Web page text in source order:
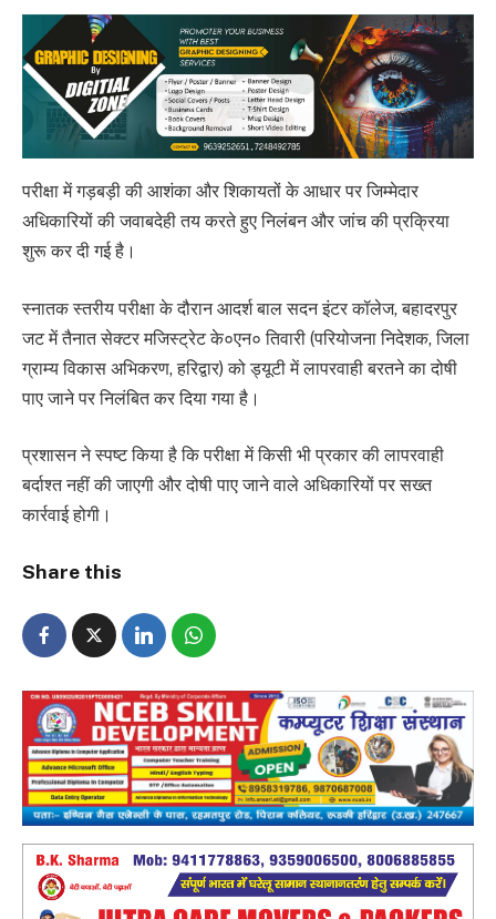
परीक्षा में गड़बड़ी की आशंका और शिकायतों के आधार पर जिम्मेदार
अधिकारियों की जवाबदेही तय करते हुए निलंबन और जांच की प्रक्रिया
शुरू कर दी गई है।
स्नातक स्तरीय परीक्षा के दौरान आदर्श बाल सदन इंटर कॉलेज, बहादरपुर
जट में तैनात सेक्टर मजिस्ट्रेट के०एन० तिवारी (परियोजना निदेशक, जिला
ग्राम्य विकास अभिकरण, हरिद्वार) को ड्यूटी में लापरवाही बरतने का दोषी
पाए जाने पर निलंबित कर दिया गया है।
प्रशासन ने स्पष्ट किया है कि परीक्षा में किसी भी प्रकार की लापरवाही
बर्दाश्त नहीं की जाएगी और दोषी पाए जाने वाले अधिकारियों पर सख्त
कार्रवाई होगी।
Share this